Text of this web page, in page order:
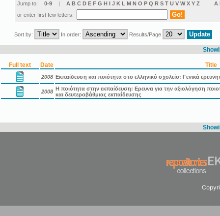
Jump to: 0-9 | A B C D E F G H I J K L M N O P Q R S T U V W X Y Z | Α
or enter first few letters:
Sort by: In order: Results/Page
Full text Date Title
2008 Εκπαίδευση και ποιότητα στο ελληνικό σχολείο: Γενικά
2008 Η ποιότητα στην εκπαίδευση: Ερευνα για την αξιολόγηση
και δευτεροβάθμιας εκπαίδευσης